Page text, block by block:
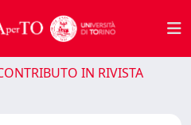
IN RIVISTA